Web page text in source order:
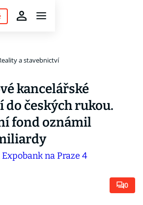
a stavebnictví
kancelářské
českých rukou.
fond oznámil
0